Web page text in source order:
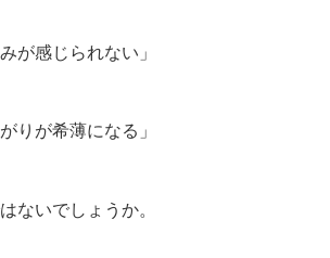
が感じられない」
りが希薄になる」
ないでしょうか。